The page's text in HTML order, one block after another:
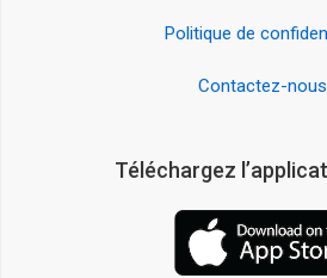
Politique de
Contactez-
Téléchargez